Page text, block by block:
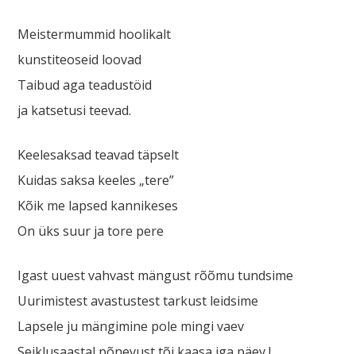
Meistermummid hoolikalt
kunstiteoseid loovad
Taibud aga teadustöid
ja katsetusi teevad.
Keelesaksad teavad täpselt
Kuidas saksa keeles „tere”
Kõik me lapsed kannikeses
On üks suur ja tore pere
Igast uuest vahvast mängust rõõmu tundsime
Uurimistest avastustest tarkust leidsime
Lapsele ju mängimine pole mingi vaev